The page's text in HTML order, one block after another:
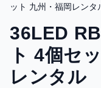
ット 九州・福岡レンタ
36LED
ト 4個セ
レンタル